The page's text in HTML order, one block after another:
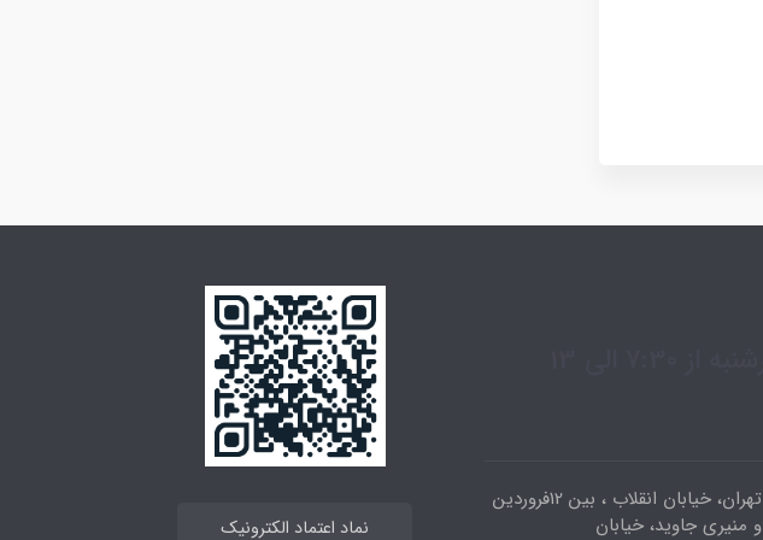
تهران، خیابان انقلاب ، بین 12فروردین
و منیری جاوید، خیابان
نماد اعتماد الکترونیک